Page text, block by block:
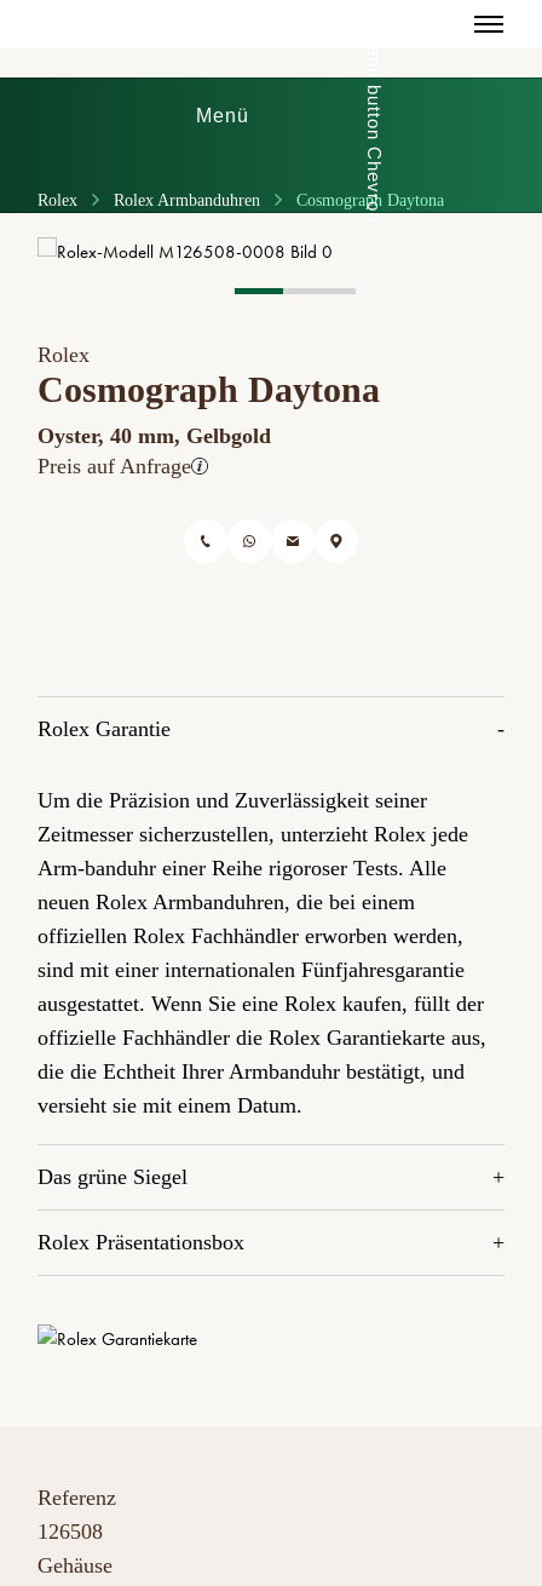
Menü
Rolex Rolex Armbanduhren Cosmograph Daytona
Rolex
Cosmograph Daytona
Oyster, 40 mm, Gelbgold
Preis auf Anfrage
Rolex Garantie
Um die Präzision und Zuverlässigkeit seiner
Zeitmesser sicherzustellen, unterzieht Rolex jede
Arm-banduhr einer Reihe rigoroser Tests. Alle
neuen Rolex Armbanduhren, die bei einem
offiziellen Rolex Fachhändler erworben werden,
sind mit einer internationalen Fünfjahres­garantie
ausgestattet. Wenn Sie eine Rolex kaufen, füllt der
offizielle Fachhändler die Rolex Garantiekarte aus,
die die Echtheit Ihrer Armbanduhr bestätigt, und
versieht sie mit einem Datum.
Das grüne Siegel
Rolex Präsentationsbox
Referenz
126508
Gehäuse